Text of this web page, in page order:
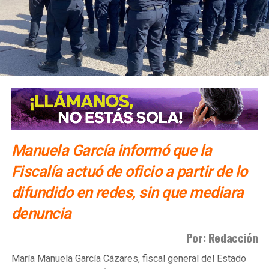
dijo Alonso.
También lee:Gallardo arranca operativo de seguridad para
Fenapo 2026
Manuela García informó que la
Fiscalía actuó de oficio a partir de lo
difundido en redes, sin que mediara
denuncia
Por: Redacción
María Manuela García Cázares, fiscal general del Estado